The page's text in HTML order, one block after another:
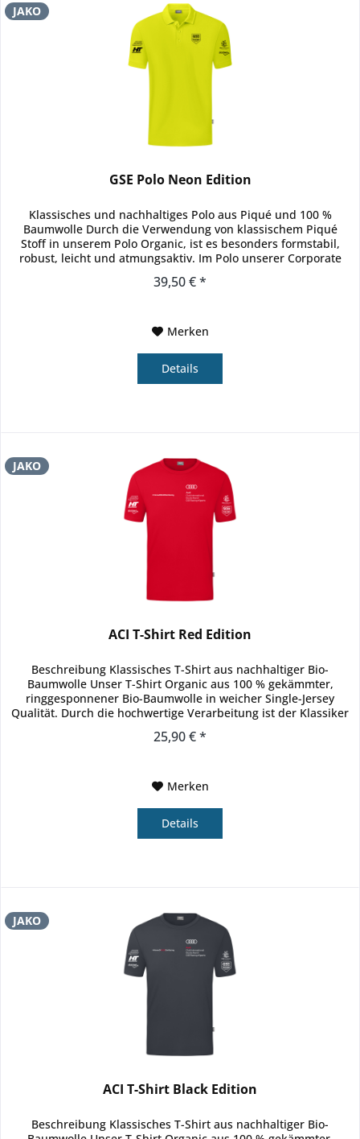
JAKO
GSE Polo Neon Edition
Klassisches und nachhaltiges Polo aus Piqué und 100 %
Baumwolle Durch die Verwendung von klassischem Piqué
Stoff in unserem Polo Organic, ist es besonders formstabil,
robust, leicht und atmungsaktiv. Im Polo unserer Corporate
39,50 € *
Merken
Details
JAKO
ACI T-Shirt Red Edition
Beschreibung Klassisches T-Shirt aus nachhaltiger Bio-
Baumwolle Unser T-Shirt Organic aus 100 % gekämmter,
ringgesponnener Bio-Baumwolle in weicher Single-Jersey
Qualität. Durch die hochwertige Verarbeitung ist der Klassiker
25,90 € *
Merken
Details
JAKO
ACI T-Shirt Black Edition
Beschreibung Klassisches T-Shirt aus nachhaltiger Bio-